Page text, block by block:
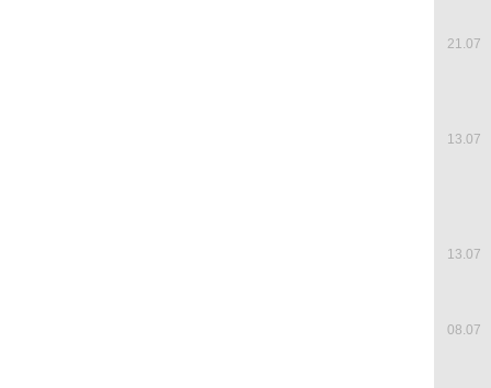
21.07
13.07
13.07
08.07